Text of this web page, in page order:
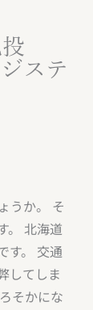
ステ
うか。 そ
。 北海道
す。 交通
してしま
そかにな